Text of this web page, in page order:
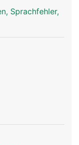
Sprachfehler,